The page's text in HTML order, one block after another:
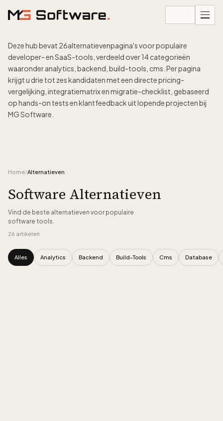
Deze hub bevat 26alternatievenpagina's voor populaire
developer- en SaaS-tools, verdeeld over14categorieën
waaronderanalytics, backend, build-tools, cms . Per pagina
krijgt u drie tot zes kandidaten met een directe pricing-
vergelijking, integratiematrix en migratie-checklist, gebaseerd
op hands-on tests en klantfeedback uit lopende projecten bij
MG Software.
Home/Alternatieven
Software Alternatieven
Vind de beste alternatieven voor populaire
software tools.
26 artikelen
Alles Analytics Backend Build-Tools Cms Database